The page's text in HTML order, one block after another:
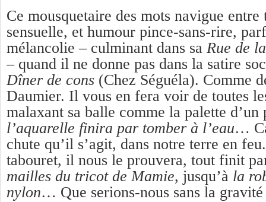
Ce mousquetaire des mots navigue entre
sensuelle, et humour pince-sans-rire,
mélancolie – culminant dans sa Rue de
– quand il ne donne pas dans la satire
Dîner de cons (Chez Séguéla). Comme
Daumier. Il vous en fera voir de toutes
malaxant sa balle comme la palette d’un
l’aquarelle finira par tomber à l’eau…
chute qu’il s’agit, dans notre terre en
tabouret, il nous le prouvera, tout finit
mailles du tricot de Mamie, jusqu’à la
nylon… Que serions-nous sans la